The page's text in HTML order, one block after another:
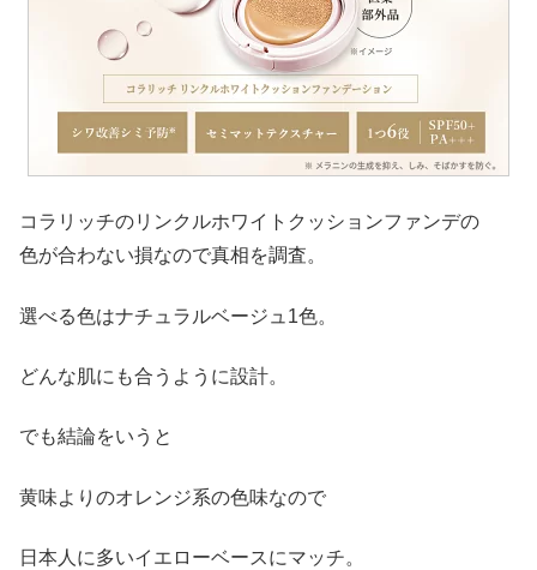
コラリッチのリンクルホワイトクッションファンデの
色が合わない損なので真相を調査。
選べる色はナチュラルベージュ1色。
どんな肌にも合うように設計。
でも結論をいうと
黄味よりのオレンジ系の色味なので
日本人に多いイエローベースにマッチ。